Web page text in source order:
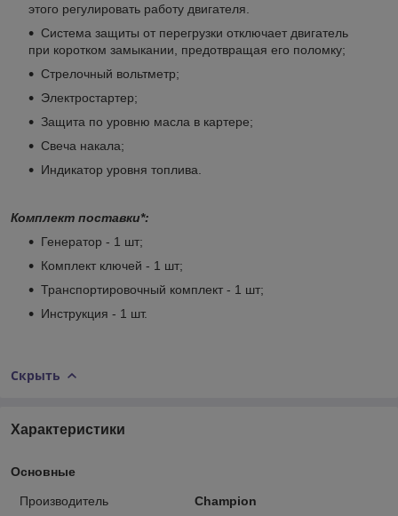
этого регулировать работу двигателя.
Система защиты от перегрузки отключает двигатель
при коротком замыкании, предотвращая его поломку;
Стрелочный вольтметр;
Электростартер;
Защита по уровню масла в картере;
Свеча накала;
Индикатор уровня топлива.
Комплект поставки*:
Генератор - 1 шт;
Комплект ключей - 1 шт;
Транспортировочный комплект - 1 шт;
Инструкция - 1 шт.
Скрыть
Характеристики
Основные
Производитель Champion